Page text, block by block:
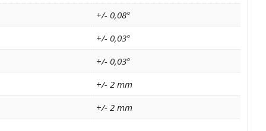
+/- 0,08º
+/- 0,03º
+/- 0,03º
+/- 2 mm
+/- 2 mm